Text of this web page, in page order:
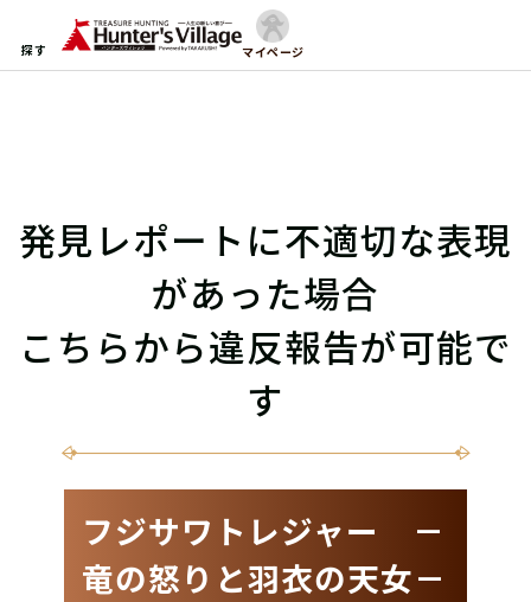
探す マイページ
発見レポートに不適切な表現
があった場合
こちらから違反報告が可能で
す
フジサワトレジャー －
竜の怒りと羽衣の天女－